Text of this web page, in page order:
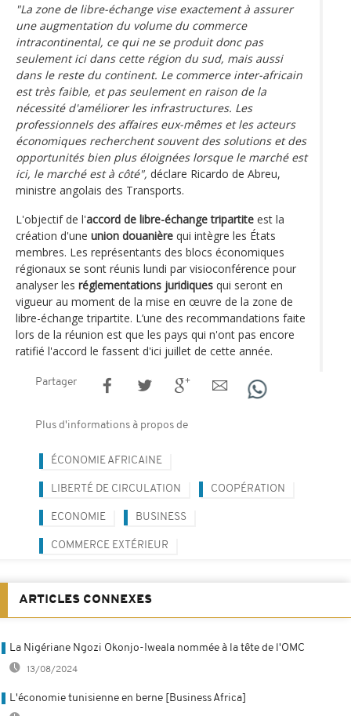
"La zone de libre-échange vise exactement à assurer
une augmentation du volume du commerce
intracontinental, ce qui ne se produit donc pas
seulement ici dans cette région du sud, mais aussi
dans le reste du continent. Le commerce inter-africain
est très faible, et pas seulement en raison de la
nécessité d'améliorer les infrastructures. Les
professionnels des affaires eux-mêmes et les acteurs
économiques recherchent souvent des solutions et des
opportunités bien plus éloignées lorsque le marché est
ici, le marché est à côté", déclare Ricardo de Abreu,
ministre angolais des Transports.
L'objectif de l'accord de libre-échange tripartite est la
création d'une union douanière qui intègre les États
membres. Les représentants des blocs économiques
régionaux se sont réunis lundi par visioconférence pour
analyser les réglementations juridiques qui seront en
vigueur au moment de la mise en œuvre de la zone de
libre-échange tripartite. L’une des recommandations faite
lors de la réunion est que les pays qui n'ont pas encore
ratifié l'accord le fassent d'ici juillet de cette année.
Partager
Plus d'informations à propos de
ÉCONOMIE AFRICAINE
LIBERTÉ DE CIRCULATION COOPÉRATION
ECONOMIE BUSINESS
COMMERCE EXTÉRIEUR
ARTICLES CONNEXES
La Nigériane Ngozi Okonjo-Iweala nommée à la tête de l'OMC
13/08/2024
L'économie tunisienne en berne [Business Africa]